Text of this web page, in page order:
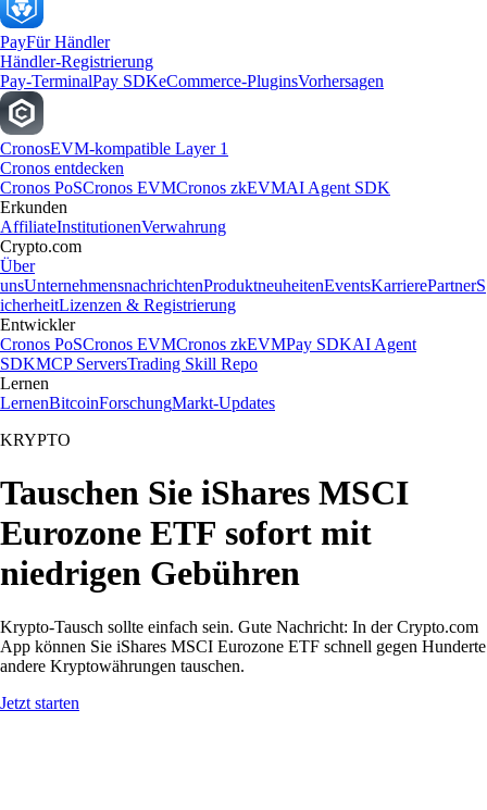
PayFür Händler
Händler-Registrierung
Pay-TerminalPay SDKeCommerce-PluginsVorhersagen
CronosEVM-kompatible Layer 1
Cronos entdecken
Cronos PoSCronos EVMCronos zkEVMAI Agent SDK
Erkunden
AffiliateInstitutionenVerwahrung
Crypto.com
Über
unsUnternehmensnachrichtenProduktneuheitenEventsKarrierePartnerS
icherheitLizenzen & Registrierung
Entwickler
Cronos PoSCronos EVMCronos zkEVMPay SDKAI Agent
SDKMCP ServersTrading Skill Repo
Lernen
LernenBitcoinForschungMarkt-Updates
KRYPTO
Tauschen Sie iShares MSCI
Eurozone ETF sofort mit
niedrigen Gebühren
Krypto-Tausch sollte einfach sein. Gute Nachricht: In der Crypto.com
App können Sie iShares MSCI Eurozone ETF schnell gegen Hunderte
andere Kryptowährungen tauschen.
Jetzt starten